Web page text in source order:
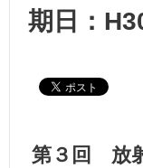
期日：
第３回 放